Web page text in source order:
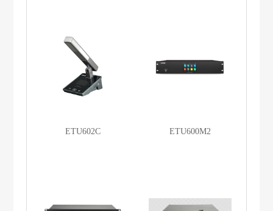
ETU602C ETU600M2